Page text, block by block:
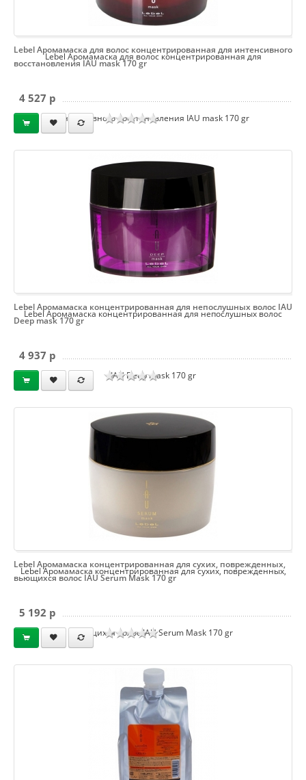
Lebel Аромамаска для волос концентрированная для
интенсивного восстановления IAU mask 170 gr
Lebel Аромамаска для волос концентрированная для интенсивного
восстановления IAU mask 170 gr
4 527 p
Lebel Аромамаска концентрированная для непослушных волос
IAU Deep mask 170 gr
Lebel Аромамаска концентрированная для непослушных волос IAU
Deep mask 170 gr
4 937 p
Lebel Аромамаска концентрированная для сухих, поврежденных,
вьющихся волос IAU Serum Mask 170 gr
Lebel Аромамаска концентрированная для сухих, поврежденных,
вьющихся волос IAU Serum Mask 170 gr
5 192 p